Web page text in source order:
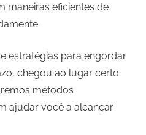
maneiras eficientes de
estratégias para engordar
chegou ao lugar certo.
métodos
ajudar você a alcançar